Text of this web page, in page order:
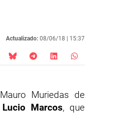
Actualizado: 08/06/18 | 15:37
Muriedas de
Lucio Marcos, que